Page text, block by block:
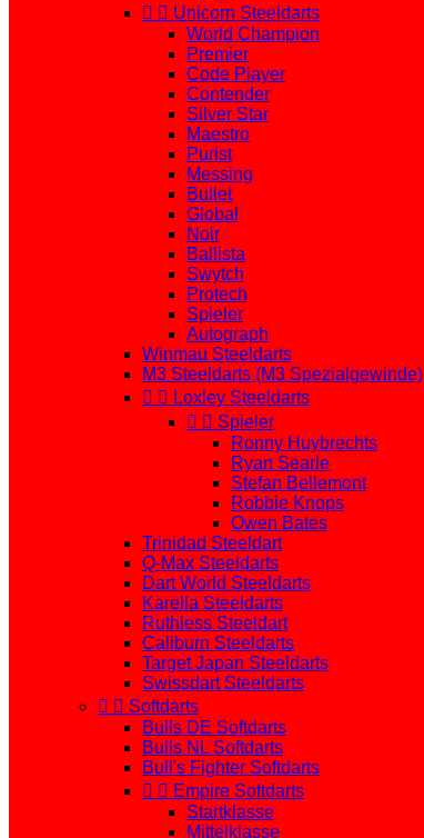
  Unicorn Steeldarts
World Champion
Premier
Code Player
Contender
Silver Star
Maestro
Purist
Messing
Bullet
Global
Noir
Ballista
Swytch
Protech
Spieler
Autograph
Winmau Steeldarts
M3 Steeldarts (M3 Spezialgewinde)
  Loxley Steeldarts
  Spieler
Ronny Huybrechts
Ryan Searle
Stefan Bellemont
Robbie Knops
Owen Bates
Trinidad Steeldart
Q-Max Steeldarts
Dart World Steeldarts
Karella Steeldarts
Ruthless Steeldart
Caliburn Steeldarts
Target Japan Steeldarts
Swissdart Steeldarts
  Softdarts
Bulls DE Softdarts
Bulls NL Softdarts
Bull's Fighter Softdarts
  Empire Softdarts
Startklasse
Mittelklasse